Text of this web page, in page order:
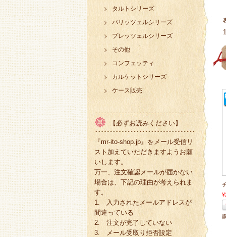
タルトシリーズ
パリッツェルシリーズ
プレッツェルシリーズ
その他
コンフェッティ
カルケットシリーズ
ケース販売
【必ずお読みください】
『mr-ito-shop.jp』をメール受信リ
スト加えていただきますようお願
いします。
万一、注文確認メールが届かない
場合は、下記の理由が考えられま
す。
1. 入力されたメールアドレスが
間違っている
2. 注文が完了していない
3. メール受取り拒否設定